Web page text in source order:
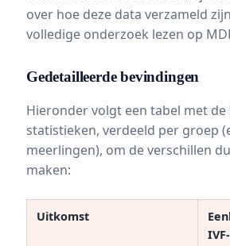
over hoe deze data verzameld
volledige onderzoek lezen op
Gedetailleerde bevindingen
Hieronder volgt een tabel met
statistieken, verdeeld per groep
meerlingen), om de verschillen
maken:
Uitkomst